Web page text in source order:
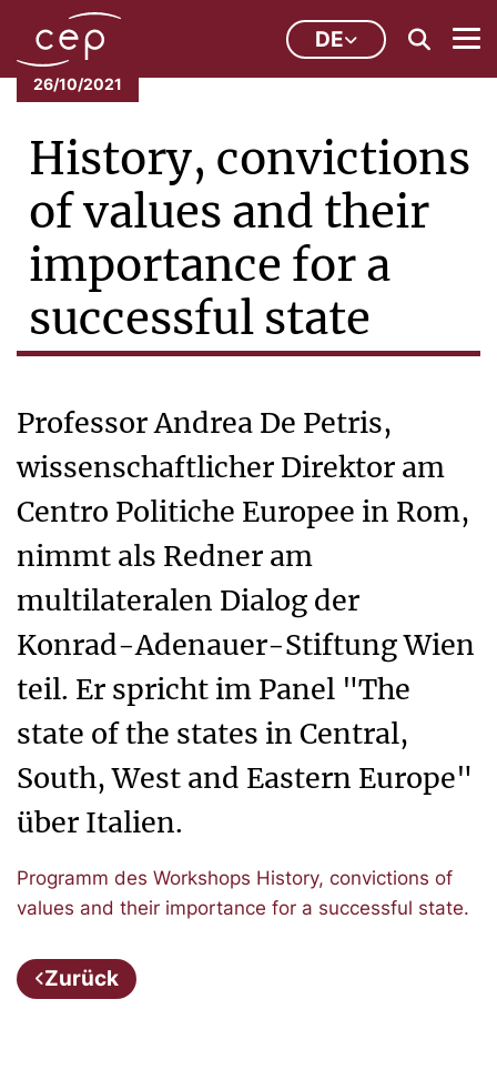
DE
26/10/2021
History, convictions
of values and their
importance for a
successful state
Professor Andrea De Petris,
wissenschaftlicher Direktor am
Centro Politiche Europee in Rom,
nimmt als Redner am
multilateralen Dialog der
Konrad-Adenauer-Stiftung Wien
teil. Er spricht im Panel "The
state of the states in Central,
South, West and Eastern Europe"
über Italien.
Programm des Workshops History, convictions of
values and their importance for a successful state.
Zurück